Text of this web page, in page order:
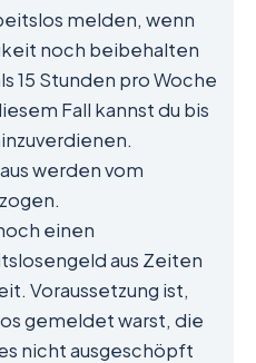
melden, wenn
noch beibehalten
15 Stunden pro Woche
Fall kannst du bis
werden vom
einen
aus Zeiten
Voraussetzung ist,
gemeldet warst, die
nicht ausgeschöpft